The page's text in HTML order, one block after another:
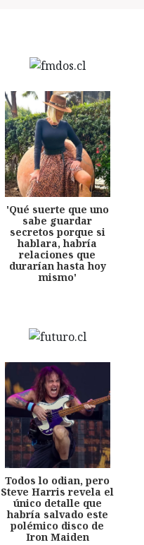
'Qué suerte que uno
sabe guardar
secretos porque si
hablara, habría
relaciones que
durarían hasta hoy
mismo'
Todos lo odian, pero
Steve Harris revela el
único detalle que
habría salvado este
polémico disco de
Iron Maiden